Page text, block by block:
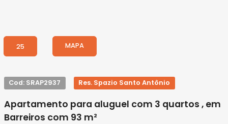
25 MAPA
Cod: SRAP2937 Res. Spazio Santo Antônio
Apartamento para aluguel com 3 quartos , em
Barreiros com 93 m²